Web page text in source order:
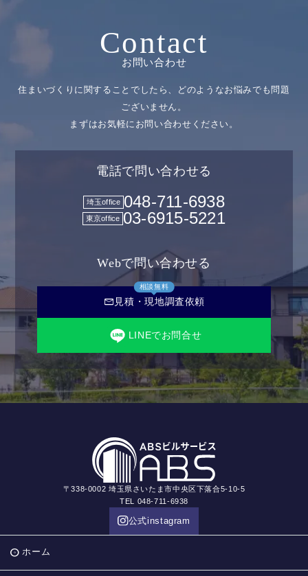
Contact
お問い合わせ
住まいづくりに関することでしたら、どのようなお悩みでも問題
ございません。
まずはお気軽にお問い合わせください。
電話で問い合わせる
埼玉office 048-711-6938
東京office 03-6915-5221
Webで問い合わせる
相談無料
mail見積・現地調査依頼
LINEでお問合せ
〒338-0002 埼玉県さいたま市中央区下落合5-10-5
TEL 048-711-6938
公式instagram
ホーム